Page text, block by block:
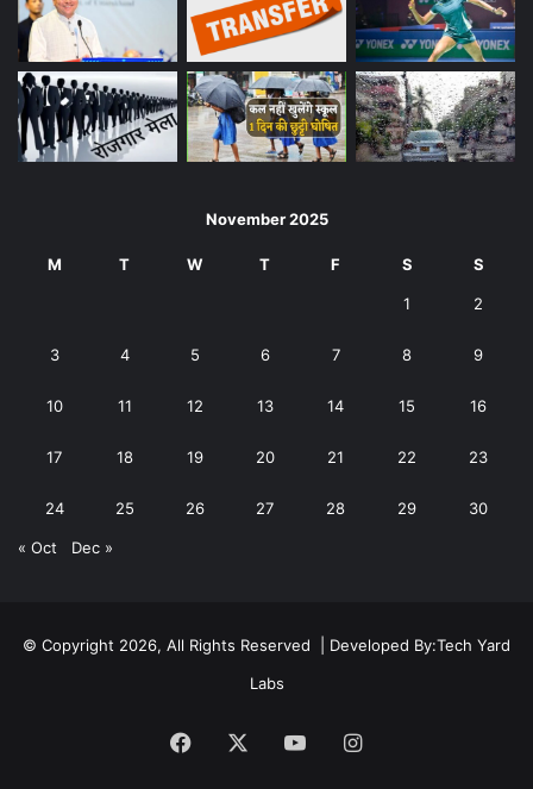
November 2025
M T W T F S S
1 2
3 4 5 6 7 8 9
10 11 12 13 14 15 16
17 18 19 20 21 22 23
24 25 26 27 28 29 30
« Oct Dec »
© Copyright 2026, All Rights Reserved | Developed By:Tech Yard
Labs
Facebook YouTubeInstagram